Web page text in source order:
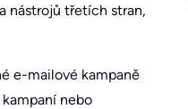
nástrojů třetích stran,
e-mailové kampaně
nebo